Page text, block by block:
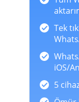
Tek
iOS/
5